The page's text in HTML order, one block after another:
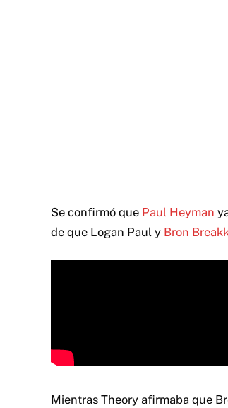
Se confirmó que Paul Heyman
de que Logan Paul y Bron
Mientras Theory afirmaba que